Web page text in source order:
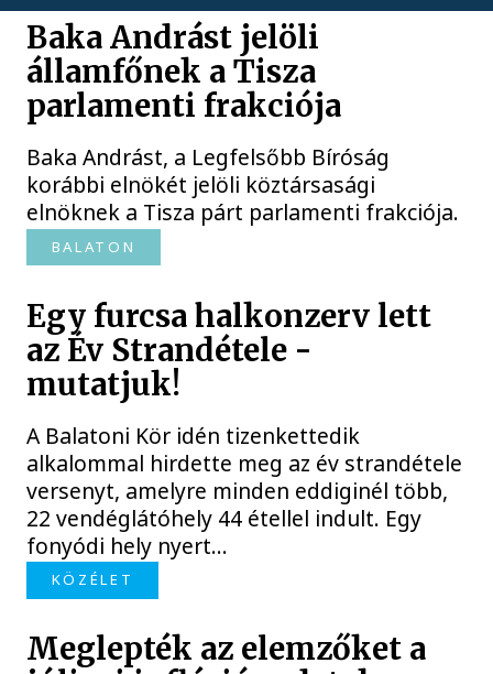
Baka Andrást jelöli
államfőnek a Tisza
parlamenti frakciója
Baka Andrást, a Legfelsőbb Bíróság
korábbi elnökét jelöli köztársasági
elnöknek a Tisza párt parlamenti frakciója.
BALATON
Egy furcsa halkonzerv lett
az Év Strandétele -
mutatjuk!
A Balatoni Kör idén tizenkettedik
alkalommal hirdette meg az év strandétele
versenyt, amelyre minden eddiginél több,
22 vendéglátóhely 44 étellel indult. Egy
fonyódi hely nyert...
KÖZÉLET
Meglepték az elemzőket a